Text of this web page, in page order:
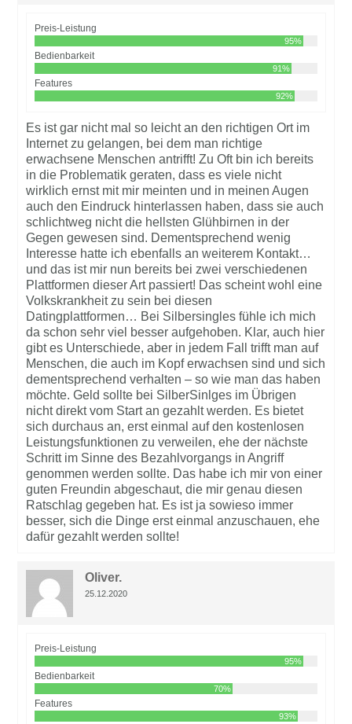
Preis-Leistung
95%
Bedienbarkeit
91%
Features
92%
Es ist gar nicht mal so leicht an den richtigen Ort im
Internet zu gelangen, bei dem man richtige
erwachsene Menschen antrifft! Zu Oft bin ich bereits
in die Problematik geraten, dass es viele nicht
wirklich ernst mit mir meinten und in meinen Augen
auch den Eindruck hinterlassen haben, dass sie auch
schlichtweg nicht die hellsten Glühbirnen in der
Gegen gewesen sind. Dementsprechend wenig
Interesse hatte ich ebenfalls an weiterem Kontakt…
und das ist mir nun bereits bei zwei verschiedenen
Plattformen dieser Art passiert! Das scheint wohl eine
Volkskrankheit zu sein bei diesen
Datingplattformen… Bei Silbersingles fühle ich mich
da schon sehr viel besser aufgehoben. Klar, auch hier
gibt es Unterschiede, aber in jedem Fall trifft man auf
Menschen, die auch im Kopf erwachsen sind und sich
dementsprechend verhalten – so wie man das haben
möchte. Geld sollte bei SilberSinlges im Übrigen
nicht direkt vom Start an gezahlt werden. Es bietet
sich durchaus an, erst einmal auf den kostenlosen
Leistungsfunktionen zu verweilen, ehe der nächste
Schritt im Sinne des Bezahlvorgangs in Angriff
genommen werden sollte. Das habe ich mir von einer
guten Freundin abgeschaut, die mir genau diesen
Ratschlag gegeben hat. Es ist ja sowieso immer
besser, sich die Dinge erst einmal anzuschauen, ehe
dafür gezahlt werden sollte!
Oliver.
25.12.2020
Preis-Leistung
95%
Bedienbarkeit
70%
Features
93%